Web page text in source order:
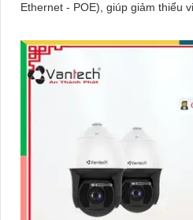
Ethernet - POE), giúp giảm thiểu